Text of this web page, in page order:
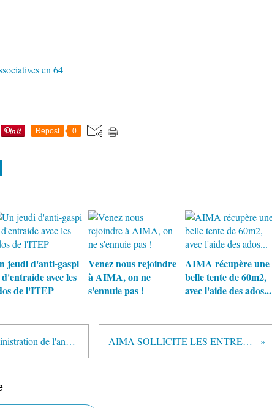
en 64
Repost 0
jeudi d'anti-gaspi
avec les
de l'ITEP
Venez nous rejoindre
à AIMA, on ne
s'ennuie pas !
AIMA récupère une
belle tente de 60m2,
avec l'aide des ados...
Premier conseil d'administration de l'année 2010 AIMA SOLLICITE LES ENTREPRISES